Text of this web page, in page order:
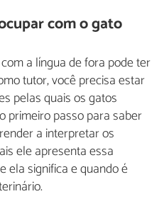
com o gato
a língua de fora pode ter
tutor, você precisa estar
pelas quais os gatos
primeiro passo para saber
a interpretar os
ele apresenta essa
ela significa e quando é